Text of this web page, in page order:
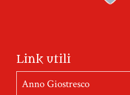
Link utili
Anno Giostresco